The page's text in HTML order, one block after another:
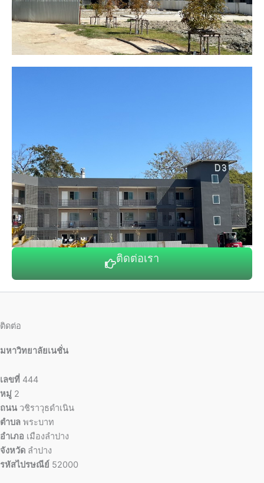
ติดต่อเรา
ติดต่อ
มหาวิทยาลัยเนชั่น
เลขที่ 444
หมู่ 2
ถนน วชิราวุธดำเนิน
ตำบล พระบาท
อำเภอ เมืองลำปาง
จังหวัด ลำปาง
รหัสไปรษณีย์ 52000